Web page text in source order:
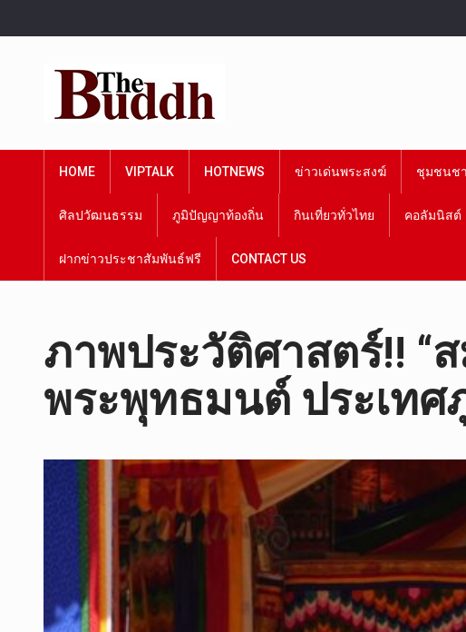
HOME VIPTALK HOTNEWS ข่าวเด่นพระสงฆ์ ชุมชนชา
ศิลปวัฒนธรรม ภูมิปัญญาท้องถิ่น กินเที่ยวทั่วไทย คอลัมนิสต์
ฝากข่าวประชาสัมพันธ์ฟรี CONTACT US
ภาพประวัติศาสตร์!! “
พระพุทธมนต์ ประเทศ